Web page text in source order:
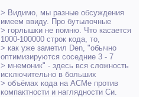
> Видимо, мы разные обсуждения
имеем ввиду. Про бутылочные
> горлышки не помню. Что касается
1000-100000 строк кода, то,
> как уже заметил Den, "обычно
оптимизируются соседние 3 - 7
> мнемоник" - здесь вся сложность
исключительно в больших
> объёмах кода на АСМе против
компактности и наглядности Си.